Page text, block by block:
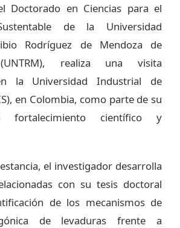
Doctorado en Ciencias para el
de la Universidad
Rodríguez de Mendoza de
realiza una visita
la Universidad Industrial de
en Colombia, como parte de su
fortalecimiento científico y
el investigador desarrolla
con su tesis doctoral
de los mecanismos de
de levaduras frente a